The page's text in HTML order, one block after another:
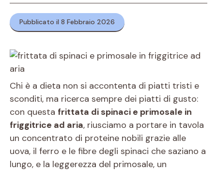
Pubblicato il 8 Febbraio 2026
Chi è a dieta non si accontenta di piatti tristi e
sconditi, ma ricerca sempre dei piatti di gusto:
con questa frittata di spinaci e primosale in
friggitrice ad aria, riusciamo a portare in tavola
un concentrato di proteine nobili grazie alle
uova, il ferro e le fibre degli spinaci che saziano a
lungo, e la leggerezza del primosale, un